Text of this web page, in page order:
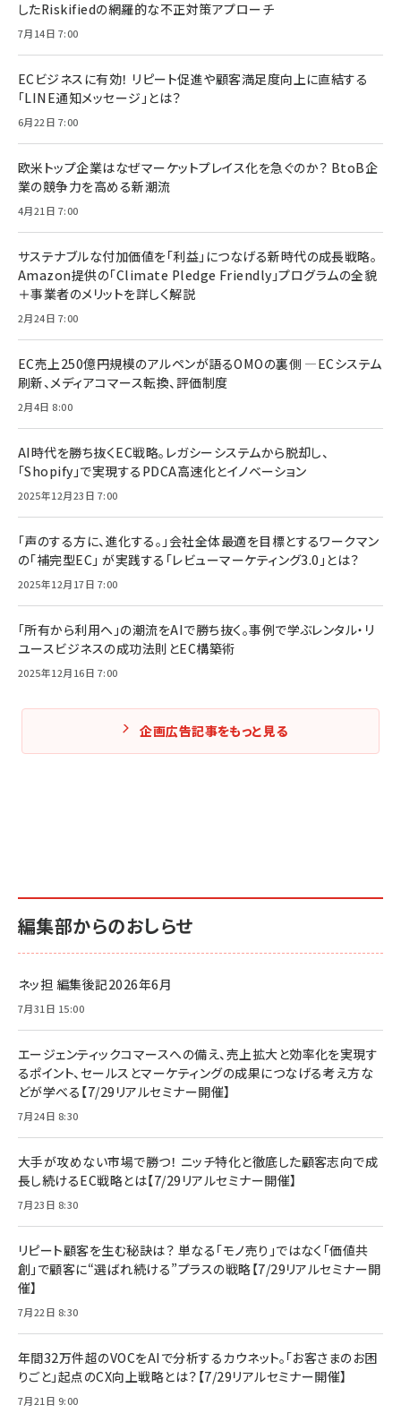
したRiskifiedの網羅的な不正対策アプローチ
7月14日 7:00
ECビジネスに有効！ リピート促進や顧客満足度向上に直結する
「LINE通知メッセージ」とは？
6月22日 7:00
欧米トップ企業はなぜマーケットプレイス化を急ぐのか？ BtoB企
業の競争力を高める新潮流
4月21日 7:00
サステナブルな付加価値を「利益」につなげる新時代の成長戦略。
Amazon提供の「Climate Pledge Friendly」プログラムの全貌
＋事業者のメリットを詳しく解説
2月24日 7:00
EC売上250億円規模のアルペンが語るOMOの裏側 ―ECシステム
刷新、メディアコマース転換、評価制度
2月4日 8:00
AI時代を勝ち抜くEC戦略。レガシーシステムから脱却し、
「Shopify」で実現するPDCA高速化とイノベーション
2025年12月23日 7:00
「声のする方に、進化する。」会社全体最適を目標とするワークマン
の「補完型EC」 が実践する「レビューマーケティング3.0」とは？
2025年12月17日 7:00
「所有から利用へ」の潮流をAIで勝ち抜く。事例で学ぶレンタル・リ
ユースビジネスの成功法則とEC構築術
2025年12月16日 7:00
企画広告記事をもっと見る
編集部からのおしらせ
ネッ担 編集後記2026年6月
7月31日 15:00
エージェンティックコマースへの備え、売上拡大と効率化を実現す
るポイント、セールスとマーケティングの成果につなげる考え方な
どが学べる【7/29リアルセミナー開催】
7月24日 8:30
大手が攻めない市場で勝つ！ ニッチ特化と徹底した顧客志向で成
長し続けるEC戦略とは【7/29リアルセミナー開催】
7月23日 8:30
リピート顧客を生む秘訣は？ 単なる「モノ売り」ではなく「価値共
創」で顧客に“選ばれ続ける”プラスの戦略【7/29リアルセミナー開
催】
7月22日 8:30
年間32万件超のVOCをAIで分析するカウネット。「お客さまのお困
りごと」起点のCX向上戦略とは？【7/29リアルセミナー開催】
7月21日 9:00